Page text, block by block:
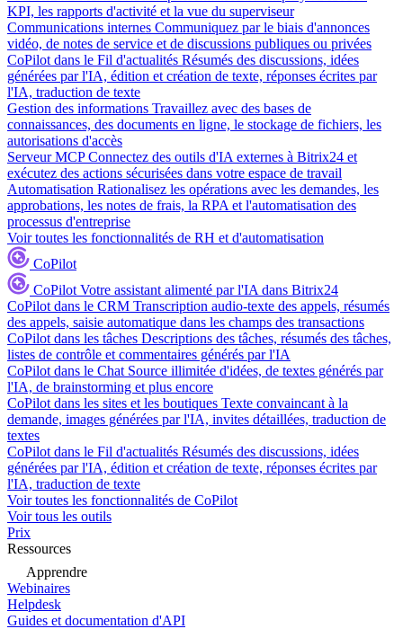
KPI, les rapports d'activité et la vue du superviseur
Communications internes Communiquez par le biais d'annonces
vidéo, de notes de service et de discussions publiques ou privées
CoPilot dans le Fil d'actualités Résumés des discussions, idées
générées par l'IA, édition et création de texte, réponses écrites par
l'IA, traduction de texte
Gestion des informations Travaillez avec des bases de
connaissances, des documents en ligne, le stockage de fichiers, les
autorisations d'accès
Serveur MCP Connectez des outils d'IA externes à Bitrix24 et
exécutez des actions sécurisées dans votre espace de travail
Automatisation Rationalisez les opérations avec les demandes, les
approbations, les notes de frais, la RPA et l'automatisation des
processus d'entreprise
Voir toutes les fonctionnalités de RH et d'automatisation
CoPilot
CoPilot Votre assistant alimenté par l'IA dans Bitrix24
CoPilot dans le CRM Transcription audio-texte des appels, résumés
des appels, saisie automatique dans les champs des transactions
CoPilot dans les tâches Descriptions des tâches, résumés des tâches,
listes de contrôle et commentaires générés par l'IA
CoPilot dans le Chat Source illimitée d'idées, de textes générés par
l'IA, de brainstorming et plus encore
CoPilot dans les sites et les boutiques Texte convaincant à la
demande, images générées par l'IA, invites détaillées, traduction de
textes
CoPilot dans le Fil d'actualités Résumés des discussions, idées
générées par l'IA, édition et création de texte, réponses écrites par
l'IA, traduction de texte
Voir toutes les fonctionnalités de CoPilot
Voir tous les outils
Prix
Ressources
Apprendre
Webinaires
Helpdesk
Guides et documentation d'API